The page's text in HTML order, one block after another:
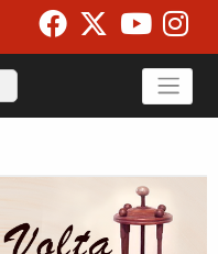
Search